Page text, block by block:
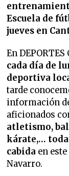
Escuela de
jueves en
En DEPORTES
cada día de
deportiva
tarde
información
aficionados
atletismo,
kárate,…
cabida en
Navarro.